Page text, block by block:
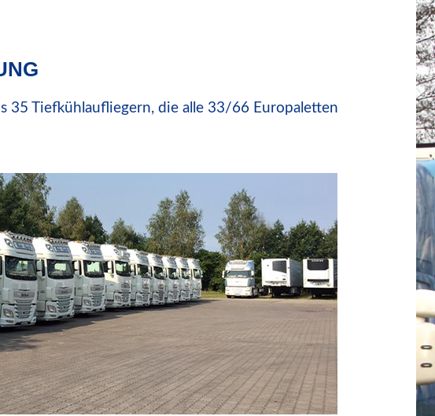
35 Tiefkühlaufliegern, die alle 33/66 Europaletten